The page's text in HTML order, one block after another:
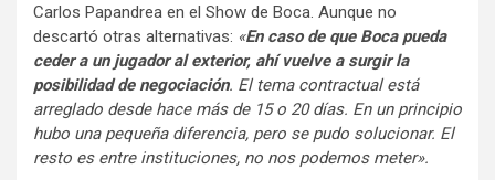
Carlos Papandrea en el Show de Boca. Aunque no
descartó otras alternativas: «En caso de que Boca pueda
ceder a un jugador al exterior, ahí vuelve a surgir la
posibilidad de negociación. El tema contractual está
arreglado desde hace más de 15 o 20 días. En un principio
hubo una pequeña diferencia, pero se pudo solucionar. El
resto es entre instituciones, no nos podemos meter».